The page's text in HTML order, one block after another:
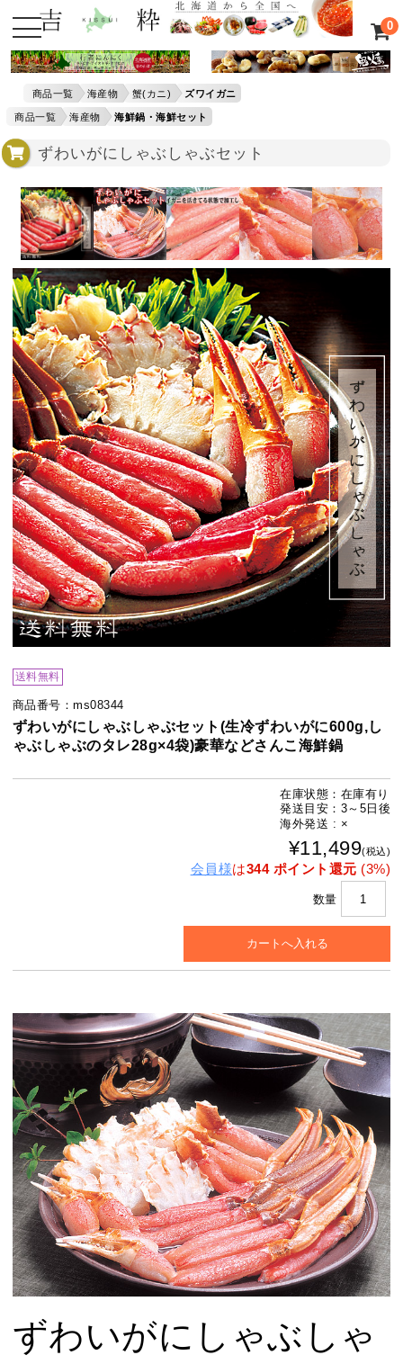
0
商品一覧 海産物 蟹(カニ) ズワイガニ
商品一覧 海産物 海鮮鍋・海鮮セット
ずわいがにしゃぶしゃぶセット
送料無料
商品番号：ms08344
ずわいがにしゃぶしゃぶセット(生冷ずわいがに600g,し
ゃぶしゃぶのタレ28g×4袋)豪華などさんこ海鮮鍋
在庫状態：在庫有り
発送目安：3～5日後
海外発送 : ×
¥11,499(税込)
会員様は344 ポイント還元 (3%)
数量
ずわいがにしゃぶしゃ